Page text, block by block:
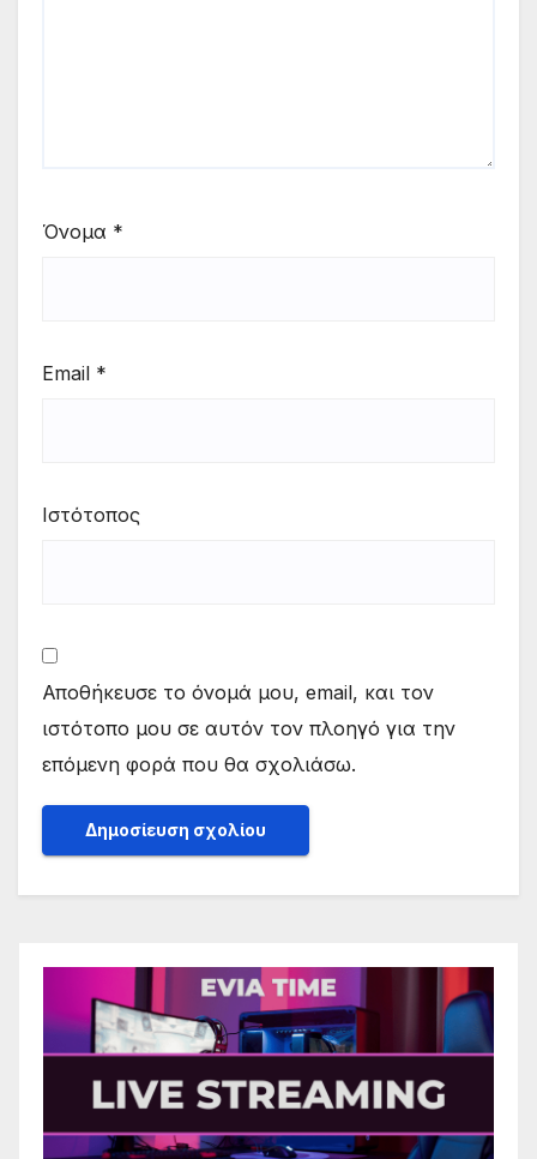
Όνομα *
Email *
Ιστότοπος
Αποθήκευσε το όνομά μου, email, και τον
ιστότοπο μου σε αυτόν τον πλοηγό για την
επόμενη φορά που θα σχολιάσω.